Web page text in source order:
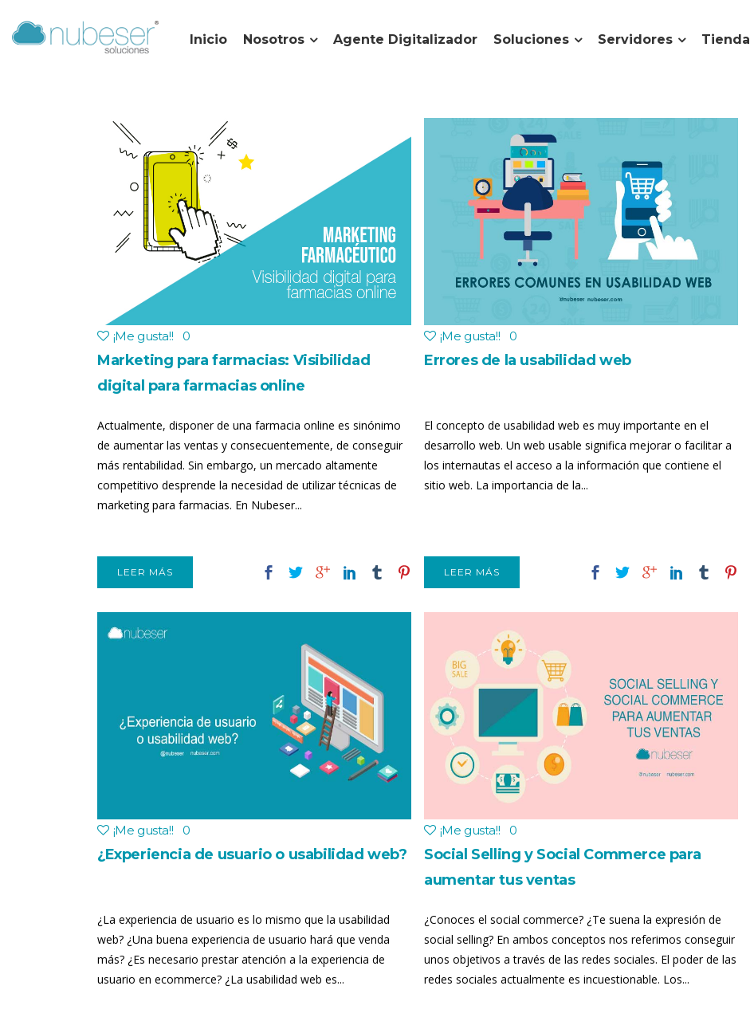
Inicio Nosotros Agente Digitalizador Soluciones Servidores Tienda
¡Me gusta!! 0
Marketing para farmacias: Visibilidad
digital para farmacias online
Actualmente, disponer de una farmacia online es sinónimo
de aumentar las ventas y consecuentemente, de conseguir
más rentabilidad. Sin embargo, un mercado altamente
competitivo desprende la necesidad de utilizar técnicas de
marketing para farmacias. En Nubeser...
LEER MÁS
¡Me gusta!! 0
Errores de la usabilidad web
El concepto de usabilidad web es muy importante en el
desarrollo web. Un web usable significa mejorar o facilitar a
los internautas el acceso a la información que contiene el
sitio web. La importancia de la...
LEER MÁS
¡Me gusta!! 0
¿Experiencia de usuario o usabilidad web?
¿La experiencia de usuario es lo mismo que la usabilidad
web? ¿Una buena experiencia de usuario hará que venda
más? ¿Es necesario prestar atención a la experiencia de
usuario en ecommerce? ¿La usabilidad web es...
¡Me gusta!! 0
Social Selling y Social Commerce para
aumentar tus ventas
¿Conoces el social commerce? ¿Te suena la expresión de
social selling? En ambos conceptos nos referimos conseguir
unos objetivos a través de las redes sociales. El poder de las
redes sociales actualmente es incuestionable. Los...